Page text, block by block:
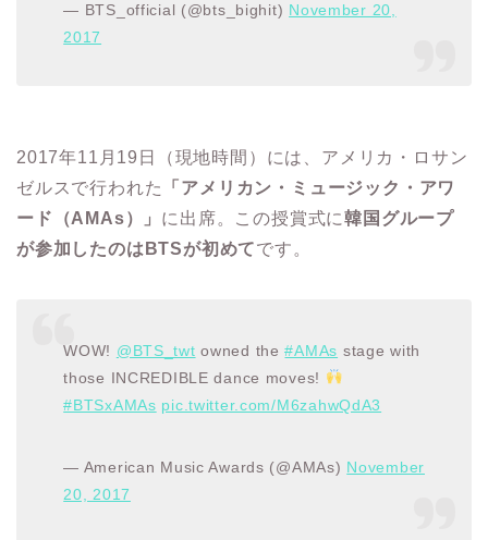
— BTS_official (@bts_bighit) November 20,
2017
2017年11月19日（現地時間）には、アメリカ・ロサン
ゼルスで行われた
「アメリカン・ミュージック・アワ
ード（AMAs）」 に出席。この授賞式に韓国グループ
が参加したのはBTSが初めてです。
WOW! @BTS_twt owned the#AMAs stage with
those INCREDIBLE dance moves!
#BTSxAMAs pic.twitter.com/M6zahwQdA3
— American Music Awards (@AMAs) November
20, 2017